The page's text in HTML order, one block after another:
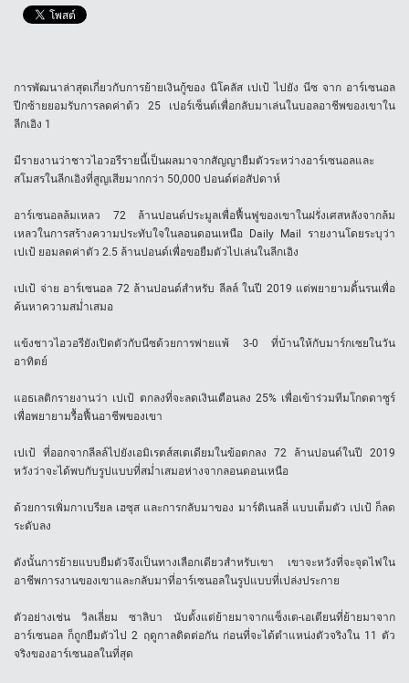
การพัฒนาล่าสุดเกี่ยวกับการย้ายเงินกู้ของ นิโคลัส เปเป้ ไปยัง นีซ จาก อาร์เซนอล
ปีกซ้ายยอมรับการลดค่าต้ว 25 เปอร์เซ็นต์เพื่อกลับมาเล่นในบอลอาชีพของเขาใน
ลีกเอิง 1
มีรายงานว่าชาวไอวอรีรายนี้เป็นผลมาจากสัญญายืมตัวระหว่างอาร์เซนอลและ
สโมสรในลีกเอิงที่สูญเสียมากกว่า 50,000 ปอนด์ต่อสัปดาห์
อาร์เซนอลล้มเหลว 72 ล้านปอนด์ประมูลเพื่อฟื้นฟูของเขาในฝรั่งเศสหลังจากล้ม
เหลวในการสร้างความประทับใจในลอนดอนเหนือ Daily Mail รายงานโดยระบุว่า
เปเป้ ยอมลดค่าตัว 2.5 ล้านปอนด์เพื่อขอยืมตัวไปเล่นในลีกเอิง
เปเป้ จ่าย อาร์เซนอล 72 ล้านปอนด์สำหรับ ลีลล์ ในปี 2019 แต่พยายามดิ้นรนเพื่อ
ค้นหาความสม่ำเสมอ
แข้งชาวไอวอรียังเปิดตัวกับนีซด้วยการพ่ายแพ้ 3-0 ที่บ้านให้กับมาร์กเซยในวัน
อาทิตย์
แอธเลติกรายงานว่า เปเป้ ตกลงที่จะลดเงินเดือนลง 25% เพื่อเข้าร่วมทีมโกตดาซูร์
เพื่อพยายามรื้อฟื้นอาชีพของเขา
เปเป้ ที่ออกจากลีลล์ไปยังเอมิเรตส์สเตเดียมในข้อตกลง 72 ล้านปอนด์ในปี 2019
หวังว่าจะได้พบกับรูปแบบที่สม่ำเสมอห่างจากลอนดอนเหนือ
ด้วยการเพิ่มกาเบรียล เฮซุส และการกลับมาของ มาร์ติเนลลี่ แบบเต็มตัว เปเป้ ก็ลด
ระดับลง
ดังนั้นการย้ายแบบยืมตัวจึงเป็นทางเลือกเดียวสำหรับเขา เขาจะหวังที่จะจุดไฟใน
อาชีพการงานของเขาและกลับมาที่อาร์เซนอลในรูปแบบที่เปล่งประกาย
ตัวอย่างเช่น วิลเลี่ยม ซาลิบา นับตั้งแต่ย้ายมาจากแซ็งเต-เอเตียนที่ย้ายมาจาก
อาร์เซนอล ก็ถูกยืมตัวไป 2 ฤดูกาลติดต่อกัน ก่อนที่จะได้ตำแหน่งตัวจริงใน 11 ตัว
จริงของอาร์เซนอลในที่สุด